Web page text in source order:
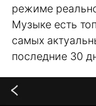
режиме
Музыке есть
самых
последние 30